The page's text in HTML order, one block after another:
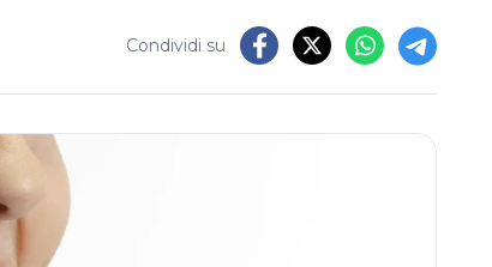
Condividi su